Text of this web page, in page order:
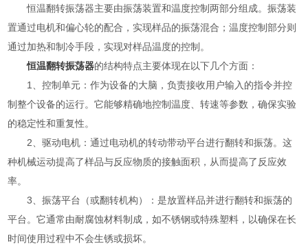
恒温翻转振荡器主要由振荡装置和温度控制两部分组成。振荡装
置通过电机和偏心轮的配合，实现样品的振荡混合；温度控制部分则
通过加热和制冷手段，实现对样品温度的控制。
恒温翻转振荡器的结构特点主要体现在以下几个方面：
1、控制单元：作为设备的大脑，负责接收用户输入的指令并控
制整个设备的运行。它能够精确地控制温度、转速等参数，确保实验
的稳定性和重复性。
2、驱动电机：通过电动机的转动带动平台进行翻转和振荡。这
种机械运动提高了样品与反应物质的接触面积，从而提高了反应效
率。
3、振荡平台（或翻转机构）：是放置样品并进行翻转和振荡的
平台。它通常由耐腐蚀材料制成，如不锈钢或特殊塑料，以确保在长
时间使用过程中不会生锈或损坏。